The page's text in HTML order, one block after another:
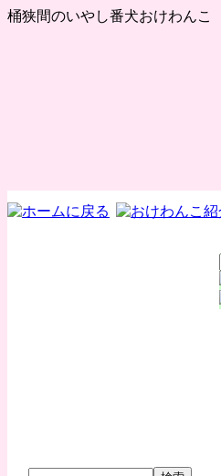
桶狭間のいやし番犬おけわんこ